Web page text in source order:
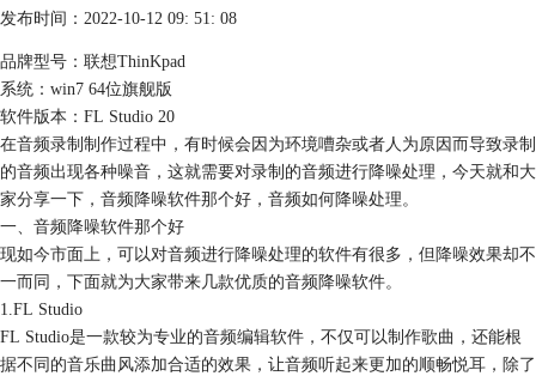
发布时间：2022-10-12 09: 51: 08
品牌型号：联想ThinKpad
系统：win7 64位旗舰版
软件版本：FL Studio 20
在音频录制制作过程中，有时候会因为环境嘈杂或者人为原因而导致录制
的音频出现各种噪音，这就需要对录制的音频进行降噪处理，今天就和大
家分享一下，音频降噪软件那个好，音频如何降噪处理。
一、音频降噪软件那个好
现如今市面上，可以对音频进行降噪处理的软件有很多，但降噪效果却不
一而同，下面就为大家带来几款优质的音频降噪软件。
1.FL Studio
FL Studio是一款较为专业的音频编辑软件，不仅可以制作歌曲，还能根
据不同的音乐曲风添加合适的效果，让音频听起来更加的顺畅悦耳，除了